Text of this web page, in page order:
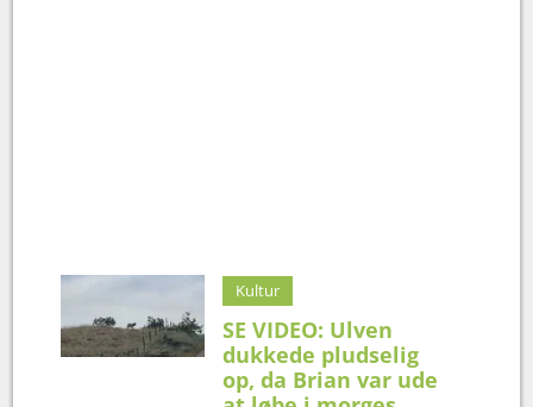
Kultur
SE VIDEO: Ulven
dukkede pludselig
op, da Brian var ude